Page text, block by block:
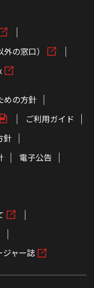
の窓口）
めの方針
ご利用ガイド
針
電子公告
ジャー誌